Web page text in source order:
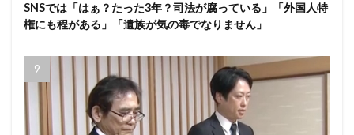
SNSでは「はぁ？たった3年？司法が腐っている」「外国人特
権にも程がある」「遺族が気の毒でなりません」